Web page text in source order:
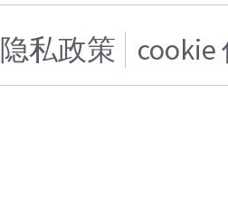
隐私政策 cookie